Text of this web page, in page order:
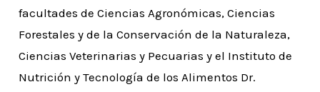
facultades de Ciencias Agronómicas, Ciencias
Forestales y de la Conservación de la Naturaleza,
Ciencias Veterinarias y Pecuarias y el Instituto de
Nutrición y Tecnología de los Alimentos Dr.